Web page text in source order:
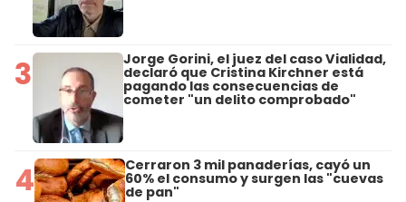
3 Jorge Gorini, el juez del caso Vialidad,
declaró que Cristina Kirchner está
pagando las consecuencias de
cometer "un delito comprobado"
4 Cerraron 3 mil panaderías, cayó un
60% el consumo y surgen las "cuevas
de pan"